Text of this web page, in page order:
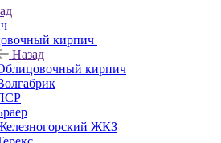
кирпич
Назад
кирпич
ЖКЗ